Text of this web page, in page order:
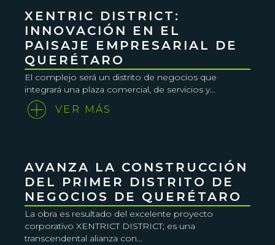
XENTRIC DISTRICT:
INNOVACIÓN EN EL
PAISAJE EMPRESARIAL DE
QUERÉTARO
El complejo será un distrito de negocios que
integrará una plaza comercial, de servicios y...
VER MÁS
AVANZA LA CONSTRUCCIÓN
DEL PRIMER DISTRITO DE
NEGOCIOS DE QUERÉTARO
La obra es resultado del excelente proyecto
corporativo XENTRICT DISTRICT; es una
transcendental alianza con...